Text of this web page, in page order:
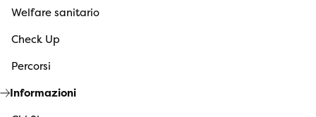
Welfare sanitario
Check Up
Percorsi
Informazioni